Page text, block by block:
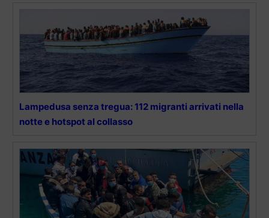
Lampedusa senza tregua: 112 migranti arrivati nella
notte e hotspot al collasso